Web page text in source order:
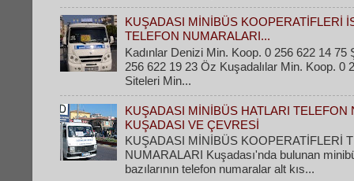
KUŞADASI MİNİBÜS KOOPERATİFLERİ
TELEFON NUMARALARI...
Kadınlar Denizi Min. Koop. 0 256 622 14 75
256 622 19 23 Öz Kuşadalılar Min. Koop. 0
Siteleri Min...
KUŞADASI MİNİBÜS HATLARI TELEFON
KUŞADASI VE ÇEVRESİ
KUŞADASI MİNİBÜS KOOPERATİFLERİ
NUMARALARI Kuşadası'nda bulunan
bazılarının telefon numaralar alt kıs...